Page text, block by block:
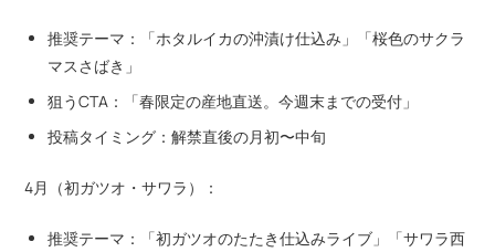
推奨テーマ：「ホタルイカの沖漬け仕込み」「桜色のサクラ
マスさばき」
狙うCTA：「春限定の産地直送。今週末までの受付」
投稿タイミング：解禁直後の月初〜中旬
4月（初ガツオ・サワラ）：
推奨テーマ：「初ガツオのたたき仕込みライブ」「サワラ西